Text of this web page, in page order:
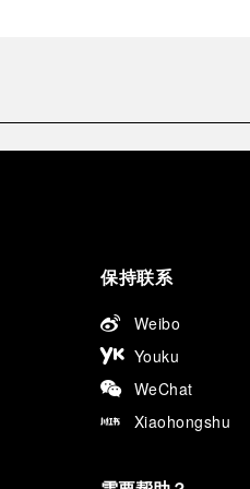
保持联系
Weibo
Youku
WeChat
Xiaohongshu